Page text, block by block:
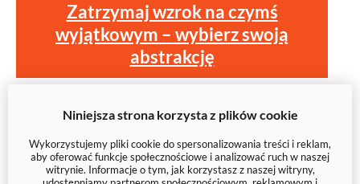
Zatrzymaj wzrok na czymś
wyjątkowym – wybierz swoją
abstrakcję
Niniejsza strona korzysta z plików cookie
Wykorzystujemy pliki cookie do spersonalizowania treści i reklam,
aby oferować funkcje społecznościowe i analizować ruch w naszej
witrynie. Informacje o tym, jak korzystasz z naszej witryny,